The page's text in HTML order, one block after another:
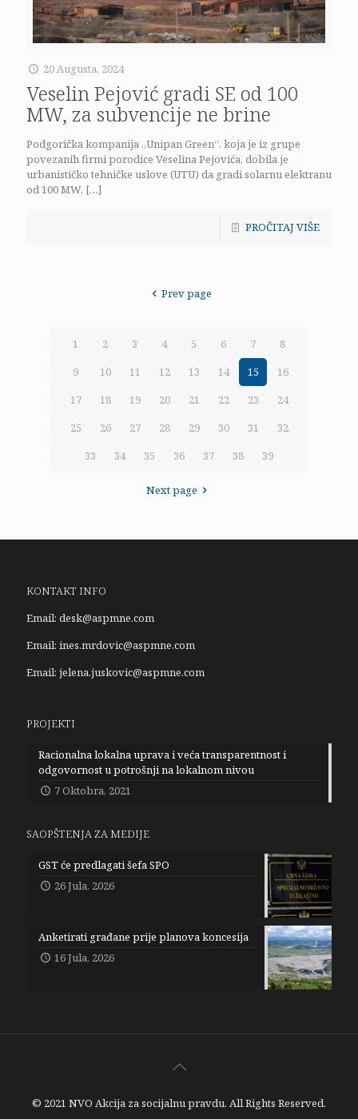
20 Augusta, 2024
Veselin Pejović gradi SE od 100
MW, za subvencije ne brine
Podgorička kompanija „Unipan Green“, koja je iz grupe
povezanih firmi porodice Veselina Pejovića, dobila je
urbanističko tehničke uslove (UTU) da gradi solarnu elektranu
od 100 MW, […]
PROČITAJ VIŠE
Prev page
1 2 3 4 5 6 7
8
9
10 11 12 13 14 15
16
17
18 19 20 21 22 23
24
25
26 27 28 29 30 31
32
33
34 35 36 37 38 39
Next page
KONTAKT INFO
Email: desk@aspmne.com
Email: ines.mrdovic@aspmne.com
Email: jelena.juskovic@aspmne.com
PROJEKTI
Racionalna lokalna uprava i veća transparentnost i
odgovornost u potrošnji na lokalnom nivou
7 Oktobra, 2021
SAOPŠTENJA ZA MEDIJE
GST će predlagati šefa SPO
26 Jula, 2026
Anketirati građane prije planova koncesija
16 Jula, 2026
© 2021 NVO Akcija za socijalnu pravdu. All Rights Reserved.